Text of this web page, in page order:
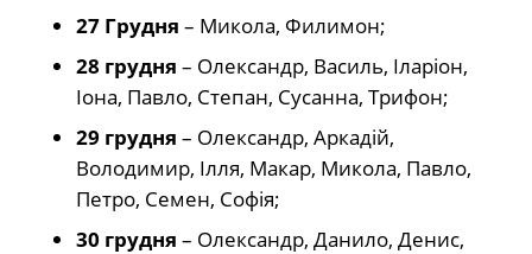
27 Грудня – Микола, Филимон;
28 грудня – Олександр, Василь, Іларіон,
Іона, Павло, Степан, Сусанна, Трифон;
29 грудня – Олександр, Аркадій,
Володимир, Ілля, Макар, Микола, Павло,
Петро, Семен, Софія;
30 грудня – Олександр, Данило, Денис,